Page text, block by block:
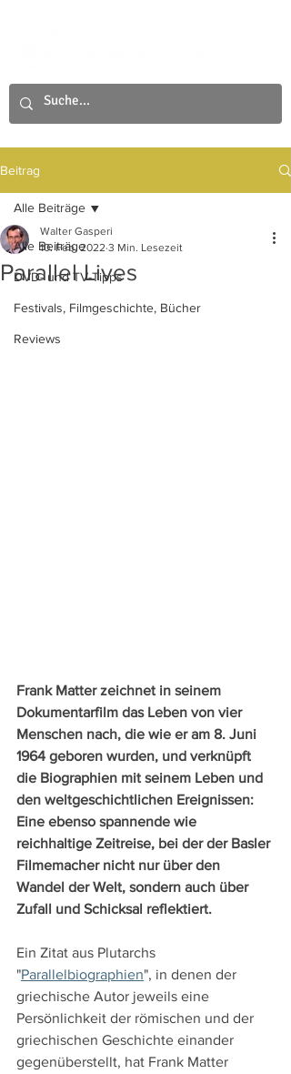
Beitrag
Alle Beiträge
DVD- und TV-Tipps
Festivals, Filmgeschichte, Bücher
Reviews
Alle Beiträge
Parallel Lives
Walter Gasperi
10. Feb. 2022 3 Min. Lesezeit
Frank Matter zeichnet in seinem
Dokumentarfilm das Leben von vier
Menschen nach, die wie er am 8. Juni
1964 geboren wurden, und verknüpft
die Biographien mit seinem Leben und
den weltgeschichtlichen Ereignissen:
Eine ebenso spannende wie
reichhaltige Zeitreise, bei der der Basler
Filmemacher nicht nur über den
Wandel der Welt, sondern auch über
Zufall und Schicksal reflektiert.
Ein Zitat aus Plutarchs
"Parallelbiographien", in denen der
griechische Autor jeweils eine
Persönlichkeit der römischen und der
griechischen Geschichte einander
gegenüberstellt, hat Frank Matter